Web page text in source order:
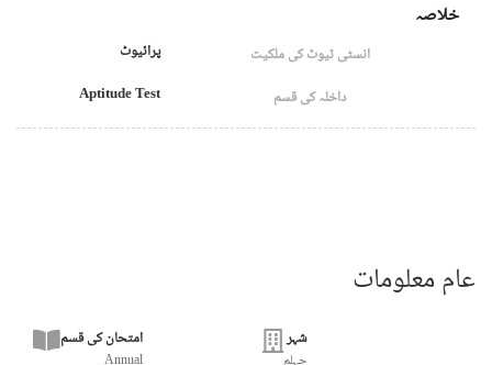
خلاصہ
انسٹی ٹیوٹ کی ملکیت
پرائیوٹ
داخلہ کی قسم
Aptitude Test
عام معلومات
شہر امتحان کی قسم